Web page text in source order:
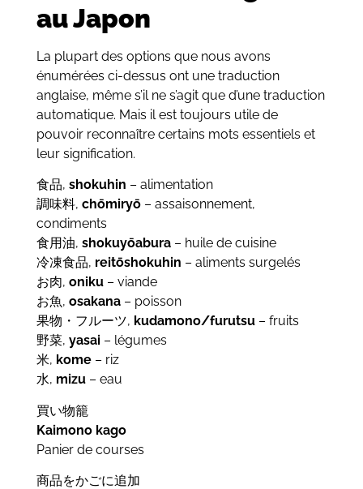
au Japon
La plupart des options que nous avons
énumérées ci-dessus ont une traduction
anglaise, même s’il ne s’agit que d’une traduction
automatique. Mais il est toujours utile de
pouvoir reconnaître certains mots essentiels et
leur signification.
食品, shokuhin – alimentation
調味料, chōmiryō– assaisonnement,
condiments
食用油, shokuyōabura– huile de cuisine
冷凍食品, reitōshokuhin – aliments surgelés
お肉, oniku– viande
お魚, osakana– poisson
果物・フルーツ, kudamono/furutsu– fruits
野菜, yasai– légumes
米, kome– riz
水, mizu– eau
買い物籠
Kaimono kago
Panier de courses
商品をかごに追加